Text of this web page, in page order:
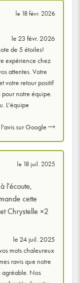
le 18 févr. 2026
le 23 févr. 2026
de 5 étoiles!
expérience chez
attentes. Votre
votre retour positif
pour notre équipe.
L'équipe
sur Google
le 18 juil. 2025
l'écoute,
cette
Chrystelle ×2
le 24 juil. 2025
mots chaleureux
ravis que notre
agréable. Nos